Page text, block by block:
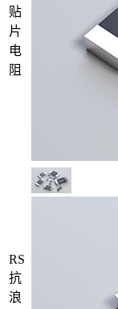
贴
片
电
阻
RS
抗
浪